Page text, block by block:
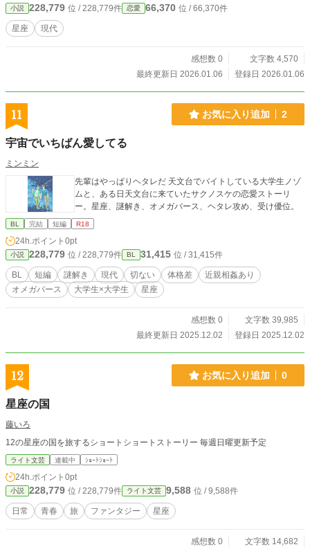
小説 228,779 位 / 228,779件 恋愛 66,370 位 / 66,370件
星座 現代
感想数 0
文字数 4,570
最終更新日 2026.01.06
登録日 2026.01.06
11 お気に入り追加 2
宇宙でいちばん愛してる
ミンミン
先輩はやっぱりヘタレだ 天文台でバイトしている大学生ノゾ
ムと、ある日天文台に来ていたサクノスケの恋愛ストーリ
ー。星座、謎解き、オメガバース、ヘタレ攻め、受け優位。
BL 完結 短編 R18
24h.ポイント 0pt
小説 228,779 位 / 228,779件 BL 31,415 位 / 31,415件
BL 短編 謎解き 現代 切ない 体格差
近親相姦あり
オメガバース
大学生×大学生 星座
感想数 0
文字数 39,985
最終更新日 2025.12.02
登録日 2025.12.02
12 お気に入り追加 0
星座の国
藤いろ
12の星座の国を旅するショートショートストーリー 毎週日曜更新予定
ライト文芸 連載中 ｼｮｰﾄｼｮｰﾄ
24h.ポイント 0pt
小説 228,779 位 / 228,779件 ライト文芸 9,588 位 / 9,588件
日常 青春 旅 ファンタジー 星座
感想数 0
文字数 14,682